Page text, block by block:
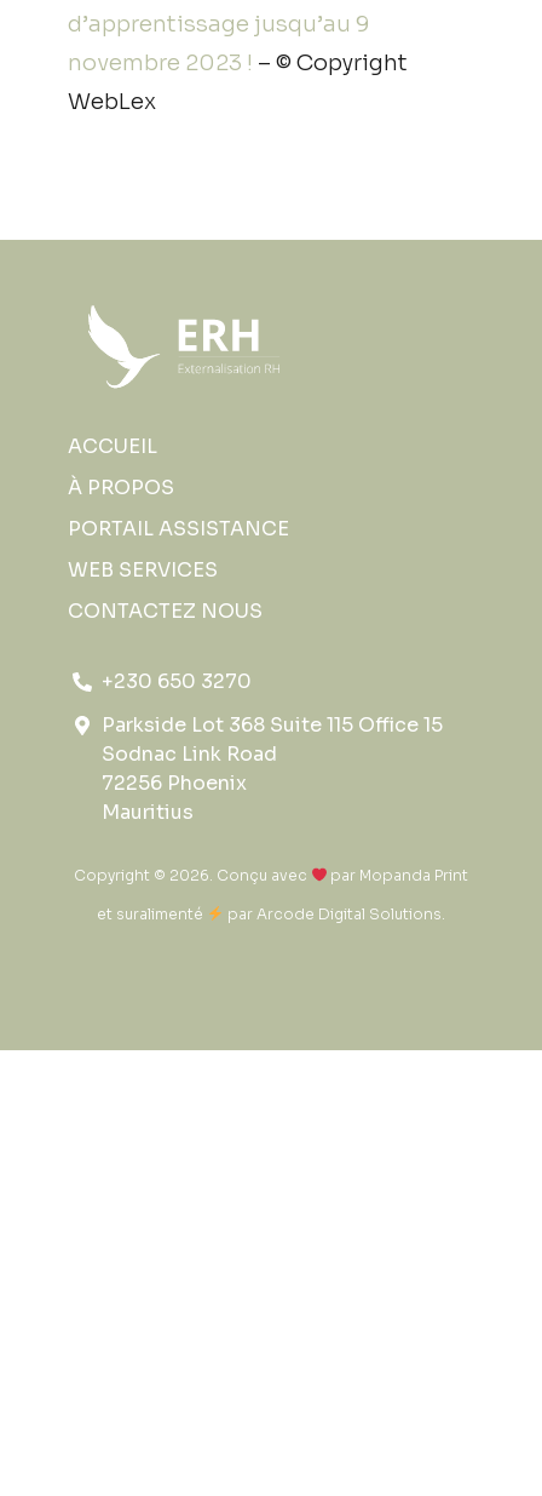
d’apprentissage jusqu’au 9
novembre 2023 ! – © Copyright
WebLex
ACCUEIL
À PROPOS
PORTAIL ASSISTANCE
WEB SERVICES
CONTACTEZ NOUS
+230 650 3270
Parkside Lot 368 Suite 115 Office 15
Sodnac Link Road
72256 Phoenix
Mauritius
Copyright © 2026. Conçu avec par Mopanda Print
et suralimenté par Arcode Digital Solutions